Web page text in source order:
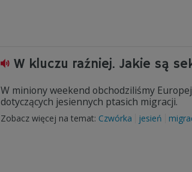
W kluczu raźniej. Jakie są
W miniony weekend obchodziliśmy
dotyczących jesiennych ptasich migracji.
Zobacz więcej na temat: Czwórka jesień